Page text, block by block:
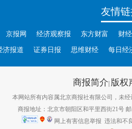
友情
京报网 经济观察报 东方财富 财
济报道 证券日报 思维财经 每日经
商报简介| 版权
本网站所有内容属北京商报社有限公司，未经
商报地址：北京市朝阳区和平里西街21号
网上有害信息举报 违法和不